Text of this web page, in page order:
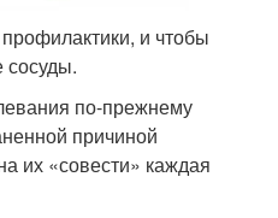
и чтобы
сосуды.
по-прежнему
причиной
их «совести» каждая